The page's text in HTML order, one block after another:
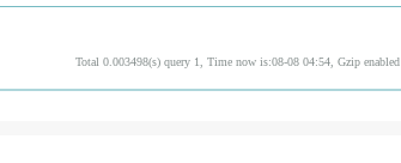
Total 0.003498(s) query 1, Time now is:08-08 04:54, Gzip enabled